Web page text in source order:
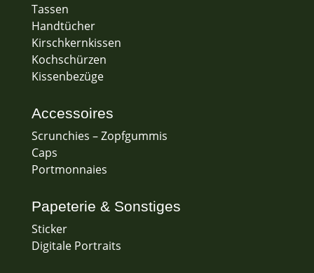
Tassen
Handtücher
Kirschkernkissen
Kochschürzen
Kissenbezüge
Accessoires
Scrunchies – Zopfgummis
Caps
Portmonnaies
Papeterie & Sonstiges
Sticker
Digitale Portraits